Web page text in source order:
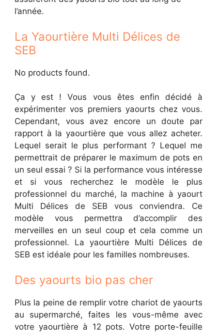
l’année.
La Yaourtière Multi Délices de
SEB
No products found.
Ça y est ! Vous vous êtes enfin décidé à
expérimenter vos premiers yaourts chez vous.
Cependant, vous avez encore un doute par
rapport à la yaourtière que vous allez acheter.
Lequel serait le plus performant ? Lequel me
permettrait de préparer le maximum de pots en
un seul essai ? Si la performance vous intéresse
et si vous recherchez le modèle le plus
professionnel du marché, la machine à yaourt
Multi Délices de SEB vous conviendra. Ce
modèle vous permettra d’accomplir des
merveilles en un seul coup et cela comme un
professionnel. La yaourtière Multi Délices de
SEB est idéale pour les familles nombreuses.
Des yaourts bio pas cher
Plus la peine de remplir votre chariot de yaourts
au supermarché, faites les vous-même avec
votre yaourtière à 12 pots. Votre porte-feuille